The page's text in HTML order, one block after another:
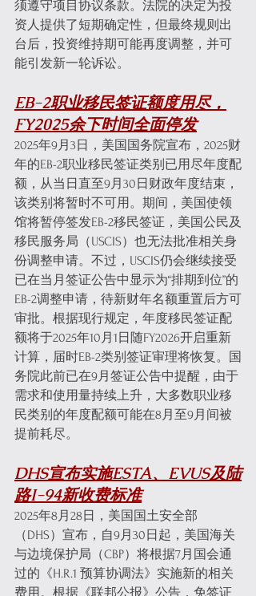
须遵守项目协议条款。法院的决定为投
资人提供了短期确定性，但最终规则出
台后，投资维持期可能再度调整，并可
能引发新一轮诉讼。
EB-2职业移民签证额度用尽，
FY2025余下时间全面停发
2025年9月3日，美国国务院宣布，2025财
年的EB-2职业移民签证类别已用尽年度配
额，从当日直至9月30日财政年度结束，
该类别将暂时不可用。期间，美国使领
馆将暂停签发EB-2移民签证，美国公民及
移民服务局（USCIS）也无法批准相关身
份调整申请。不过，USCIS仍会继续接受
已在当月签证公告中显示为“排期到位”的
EB-2调整申请，待新财年名额重置后方可
审批。根据现行规定，年度移民签证配
额将于2025年10月1日随FY2026开启重新
计算，届时EB-2类别签证审理将恢复。国
务院此前已在9月签证公告中提醒，由于
需求和使用量持续上升，大多数职业移
民类别的年度配额可能在8月至9月间被
提前耗尽。
DHS宣布实施ESTA、EVUS及陆
路I-94新收费标准
2025年8月28日，美国国土安全部
（DHS）宣布，自9月30日起，美国海关
与边境保护局（CBP）将根据7月国会通
过的《H.R.1 预算协调法》实施新的相关